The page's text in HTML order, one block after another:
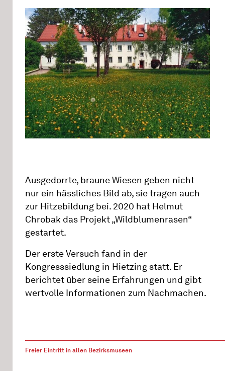
Ausgedorrte, braune Wiesen geben nicht
nur ein hässliches Bild ab, sie tragen auch
zur Hitzebildung bei. 2020 hat Helmut
Chrobak das Projekt „Wildblumenrasen“
gestartet.
Der erste Versuch fand in der
Kongresssiedlung in Hietzing statt. Er
berichtet über seine Erfahrungen und gibt
wertvolle Informationen zum Nachmachen.
Freier Eintritt in allen Bezirksmuseen